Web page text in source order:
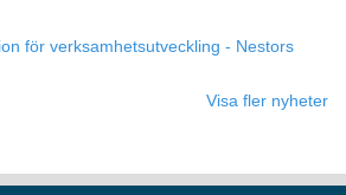
för verksamhetsutveckling - Nestors
Visa fler nyheter